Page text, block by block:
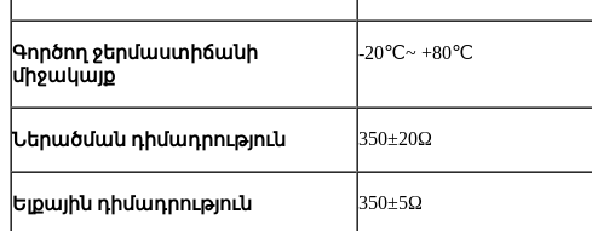
Գործող ջերմաստիճանի
միջակայք
-20℃~ +80℃
Ներածման դիմադրություն 350±20Ω
Ելքային դիմադրություն 350±5Ω